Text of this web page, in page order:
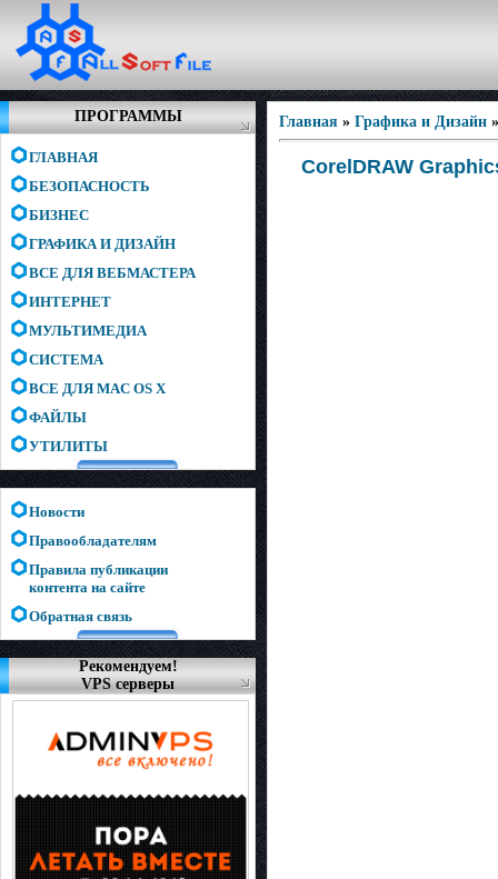
ПРОГРАММЫ
ГЛАВНАЯ
БЕЗОПАСНОСТЬ
БИЗНЕС
ГРАФИКА И ДИЗАЙН
ВСЕ ДЛЯ ВЕБМАСТЕРА
ИНТЕРНЕТ
МУЛЬТИМЕДИА
СИСТЕМА
ВСЕ ДЛЯ MAC OS X
ФАЙЛЫ
УТИЛИТЫ
Новости
Правообладателям
Правила публикации
контента на сайте
Обратная связь
Рекомендуем!
VPS серверы
Главная » Графика и Дизайн
CorelDRAW